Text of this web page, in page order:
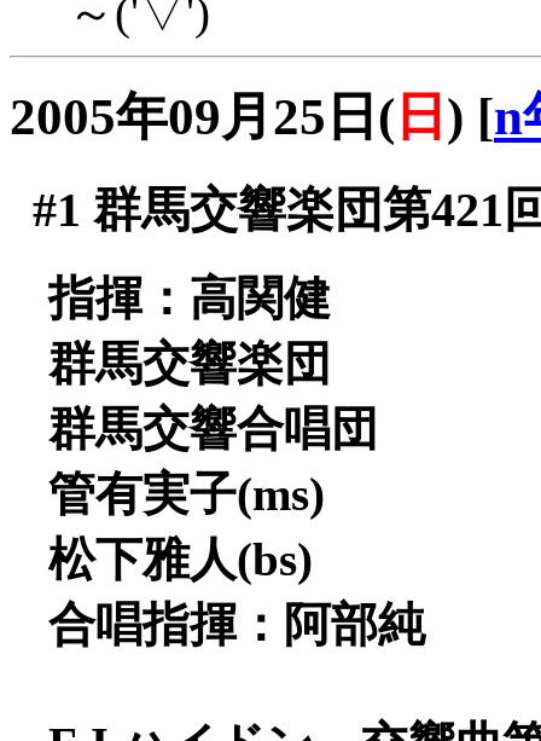
～('▽')
2005年09月25日( 日 ) [n
#1 群馬交響楽団第421
指揮：高関健
群馬交響楽団
群馬交響合唱団
管有実子(ms)
松下雅人(bs)
合唱指揮：阿部純